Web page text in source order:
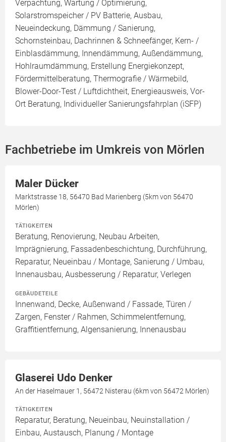
Verpachtung, Wartung / Optimierung,
Solarstromspeicher / PV Batterie, Ausbau,
Neueindeckung, Dämmung / Sanierung,
Schornsteinbau, Dachrinnen & Schneefänger, Kern- /
Einblasdämmung, Innendämmung, Außendämmung,
Hohlraumdämmung, Erstellung Energiekonzept,
Fördermittelberatung, Thermografie / Wärmebild,
Blower-Door-Test / Luftdichtheit, Energieausweis, Vor-
Ort Beratung, Individueller Sanierungsfahrplan (iSFP)
Fachbetriebe im Umkreis von Mörlen
Maler Dücker
Marktstrasse 18, 56470 Bad Marienberg (5km von 56470
Mörlen)
TÄTIGKEITEN
Beratung, Renovierung, Neubau Arbeiten,
Imprägnierung, Fassadenbeschichtung, Durchführung,
Reparatur, Neueinbau / Montage, Sanierung / Umbau,
Innenausbau, Ausbesserung / Reparatur, Verlegen
GEBÄUDETEILE
Innenwand, Decke, Außenwand / Fassade, Türen /
Zargen, Fenster / Rahmen, Schimmelentfernung,
Graffitientfernung, Algensanierung, Innenausbau
Glaserei Udo Denker
An der Haselmauer 1, 56472 Nisterau (6km von 56472 Mörlen)
TÄTIGKEITEN
Reparatur, Beratung, Neueinbau, Neuinstallation /
Einbau, Austausch, Planung / Montage